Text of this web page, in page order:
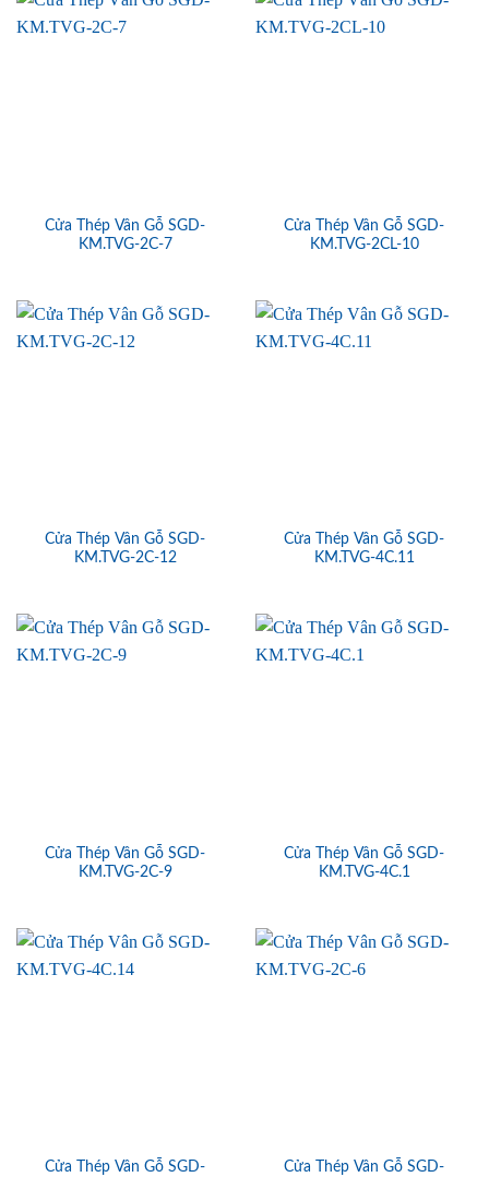
Cửa Thép Vân Gỗ SGD-
KM.TVG-2C-7
Cửa Thép Vân Gỗ SGD-
KM.TVG-2CL-10
Cửa Thép Vân Gỗ SGD-
KM.TVG-2C-12
Cửa Thép Vân Gỗ SGD-
KM.TVG-4C.11
Cửa Thép Vân Gỗ SGD-
KM.TVG-2C-9
Cửa Thép Vân Gỗ SGD-
KM.TVG-4C.1
Cửa Thép Vân Gỗ SGD-
Cửa Thép Vân Gỗ SGD-